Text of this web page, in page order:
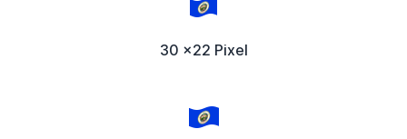
30 x22 Pixel